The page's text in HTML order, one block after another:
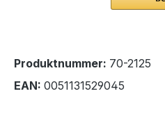
Produktnummer: 70-2125
EAN: 0051131529045